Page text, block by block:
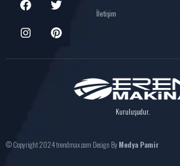
İletişim
Kuruluşudur.
© Copyright 2024 trendmax.com Design ByMedya Pamir